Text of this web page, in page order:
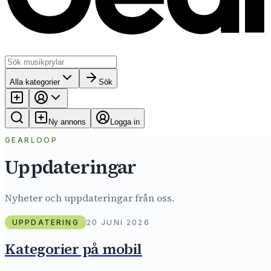
Alla kategorier Sök
Ny annons
Logga in
GEARLOOP
Uppdateringar
Nyheter och uppdateringar från oss.
UPPDATERING 20 JUNI 2026
Kategorier på mobil